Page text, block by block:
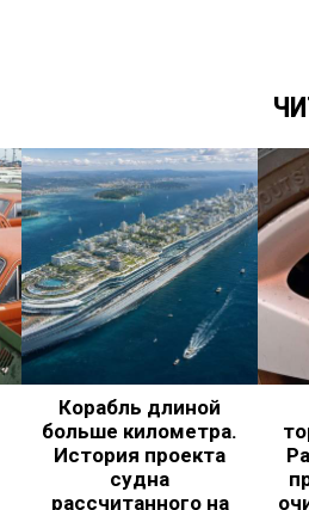
Корабль длиной
больше километра.
История проекта
судна
рассчитанного на